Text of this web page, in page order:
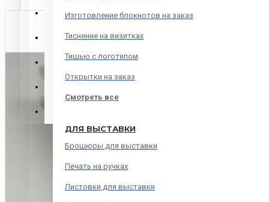
ПЕЧАТИ и ШТАМПЫ
Печать онлайн
Печать на сувенирах
Изготовление блокнотов на заказ
Тиснение на визитках
Тишью с логотипом
Открытки на заказ
Смотреть все
ДЛЯ ВЫСТАВКИ
Брошюры для выставки
Печать на ручках
Листовки для выставки